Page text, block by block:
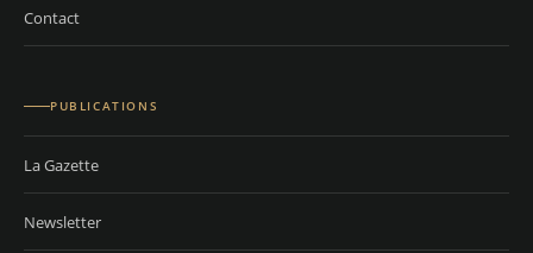
Contact
PUBLICATIONS
La Gazette
Newsletter